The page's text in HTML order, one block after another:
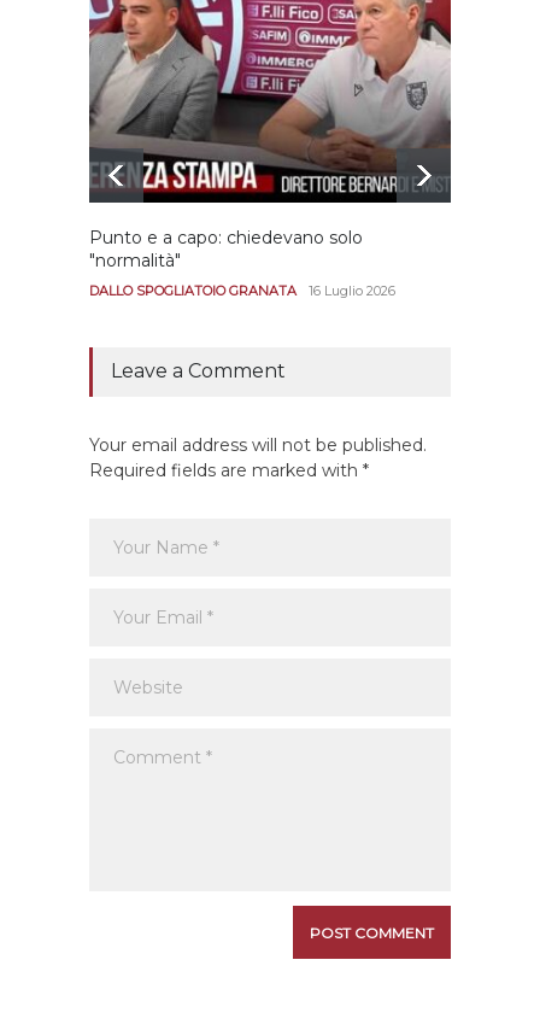
Punto e a capo: chiedevano solo
"normalità"
DALLO SPOGLIATOIO GRANATA 16 Luglio 2026
Leave a Comment
Your email address will not be published.
Required fields are marked with *